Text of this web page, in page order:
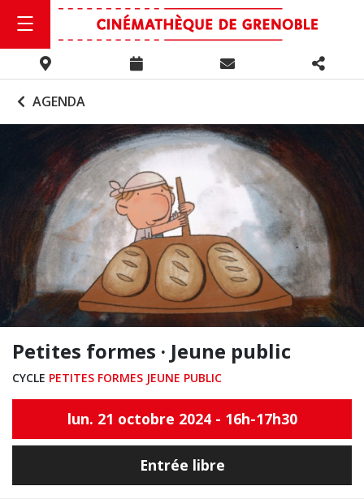
AGENDA
Petites formes · Jeune public
CYCLE PETITES FORMES JEUNE PUBLIC
lun. 21 octobre 2024 - 16h-17h30
Entrée libre